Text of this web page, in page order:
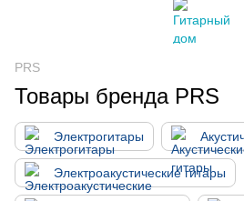
PRS
Товары бренда PRS
Электрогитары
Электроакустические гитары